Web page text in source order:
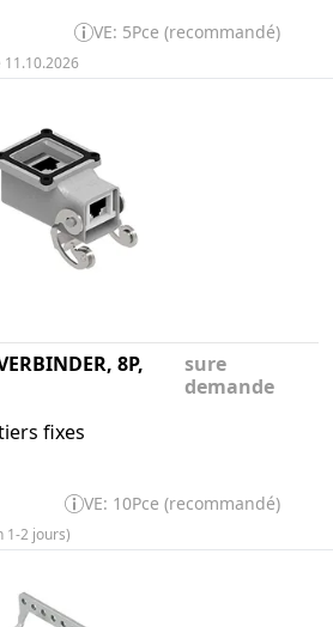
VE: 5Pce (recommandé)
8P,
fixes
sure
demande
VE: 10Pce (recommandé)
1-2 jours)